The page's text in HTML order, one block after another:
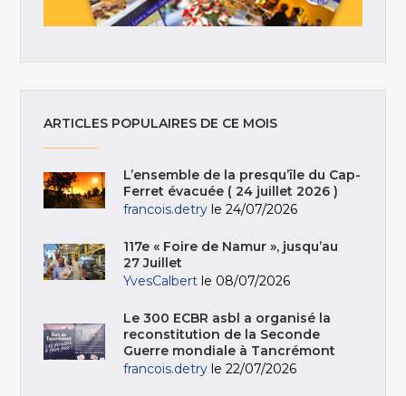
ARTICLES POPULAIRES DE CE MOIS
L’ensemble de la presqu’île du Cap-
Ferret évacuée ( 24 juillet 2026 )
francois.detry le 24/07/2026
117e « Foire de Namur », jusqu’au
27 Juillet
YvesCalbert le 08/07/2026
Le 300 ECBR asbl a organisé la
reconstitution de la Seconde
Guerre mondiale à Tancrémont
francois.detry le 22/07/2026